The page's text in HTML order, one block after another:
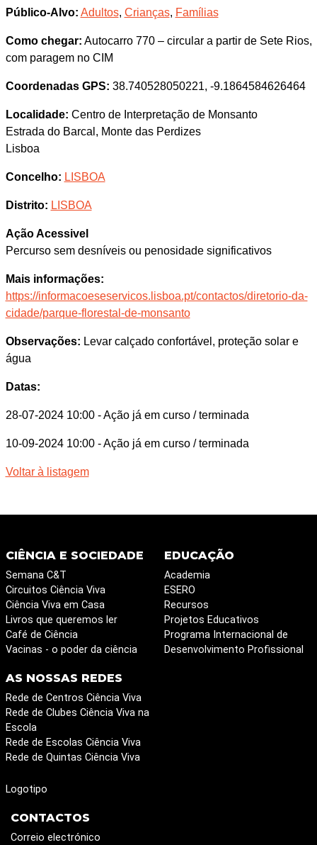
Público-Alvo: Adultos, Crianças, Famílias
Como chegar: Autocarro 770 – circular a partir de Sete Rios,
com paragem no CIM
Coordenadas GPS: 38.740528050221, -9.1864584626464
Localidade: Centro de Interpretação de Monsanto
Estrada do Barcal, Monte das Perdizes
Lisboa
Concelho: LISBOA
Distrito: LISBOA
Ação Acessivel
Percurso sem desníveis ou penosidade significativos
Mais informações:
https://informacoeseservicos.lisboa.pt/contactos/diretorio-da-
cidade/parque-florestal-de-monsanto
Observações: Levar calçado confortável, proteção solar e
água
Datas:
28-07-2024 10:00 - Ação já em curso / terminada
10-09-2024 10:00 - Ação já em curso / terminada
Voltar à listagem
CIÊNCIA E SOCIEDADE
Semana C&T
Circuitos Ciência Viva
Ciência Viva em Casa
Livros que queremos ler
Café de Ciência
Vacinas - o poder da ciência
EDUCAÇÃO
Academia
ESERO
Recursos
Projetos Educativos
Programa Internacional de
Desenvolvimento Profissional
AS NOSSAS REDES
Rede de Centros Ciência Viva
Rede de Clubes Ciência Viva na
Escola
Rede de Escolas Ciência Viva
Rede de Quintas Ciência Viva
Logotipo
CONTACTOS
Correio electrónico